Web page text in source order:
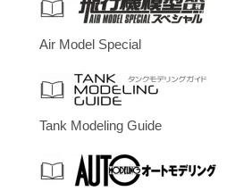
Air Model Special
Tank Modeling Guide